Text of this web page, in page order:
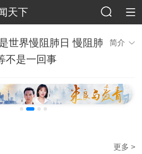
天下
世界慢阻肺日 慢阻肺
不是一回事
简介
更多 >